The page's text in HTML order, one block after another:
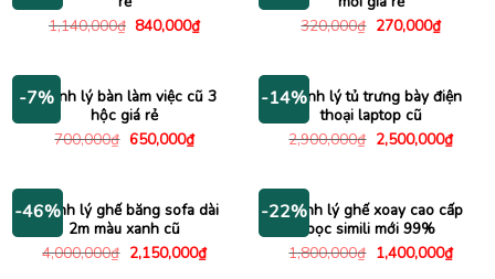
1,140,000₫ Giá
840,000₫Giá
hiện
840,000₫.
320,000₫ Giá
270,000₫Giá
hiện
-7%
Thanh lý bàn làm việc cũ 3
hộc giá rẻ
700,000₫ Giá
650,000₫Giá
hiện
650,000₫.
-14%
Thanh lý tủ trưng bày điện
thoại laptop cũ
2,900,000₫ Giá
gốc
2,500,000₫Giá
hiện
-46%
Thanh lý ghế băng sofa dài
2m màu xanh cũ
4,000,000₫ Giá
gốc
2,150,000₫Giá
hiện
-22%
Thanh lý ghế xoay cao cấp
bọc simili mới 99%
1,800,000₫ Giá
gốc
1,400,000₫Giá
hiện